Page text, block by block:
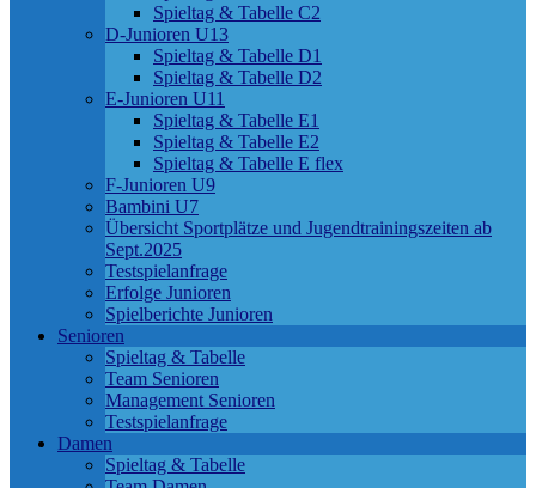
Spieltag & Tabelle C2
D-Junioren U13
Spieltag & Tabelle D1
Spieltag & Tabelle D2
E-Junioren U11
Spieltag & Tabelle E1
Spieltag & Tabelle E2
Spieltag & Tabelle E flex
F-Junioren U9
Bambini U7
Übersicht Sportplätze und Jugendtrainingszeiten ab
Sept.2025
Testspielanfrage
Erfolge Junioren
Spielberichte Junioren
Senioren
Spieltag & Tabelle
Team Senioren
Management Senioren
Testspielanfrage
Damen
Spieltag & Tabelle